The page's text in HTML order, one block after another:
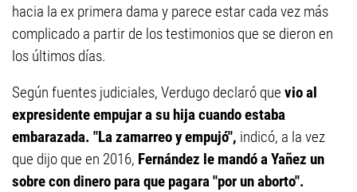
hacia la ex primera dama y parece estar cada vez más
complicado a partir de los testimonios que se dieron en
los últimos días.
Según fuentes judiciales, Verdugo declaró que vio al
expresidente empujar a su hija cuando estaba
embarazada. "La zamarreo y empujó", indicó, a la vez
que dijo que en 2016, Fernández le mandó a Yañez un
sobre con dinero para que pagara "por un aborto".